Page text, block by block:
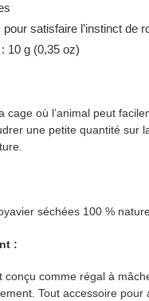
pour satisfaire l’instinct de
10 g (0,35 oz)
cage où l’animal peut
une petite quantité sur
séchées 100 %
:
conçu comme régal à
Tout accessoire pour